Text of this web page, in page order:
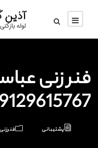
فنر زنی
09129615767
پشتیبانی